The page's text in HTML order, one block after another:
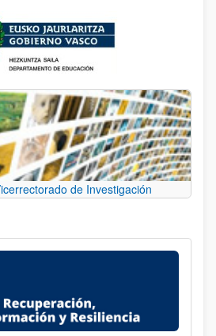
de Investigación